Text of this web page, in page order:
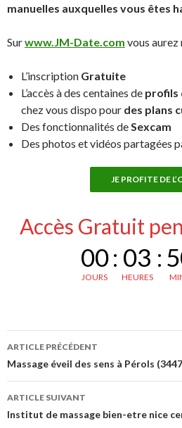
manuelles auxquelles vous êtes
Surwww.JM-Date.com vous
L’inscription Gratuite
L’accès à des centaines de profils
chez vous dispo pour des plans
Des fonctionnalités de Sexcam
Des photos et vidéos partagées
JE PROFITE DE
Accès Gratuit
00
JOURS
: 03
HEURES
:
Navigation
des
articles
ARTICLE PRÉCÉDENT
Massage éveil des sens à Pérols
ARTICLE SUIVANT
Institut de massage bien-etre nice